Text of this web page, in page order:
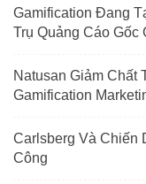
Gamification Đang
Trụ Quảng Cáo Gốc
Natusan Giảm Chất
Gamification
Carlsberg Và Chiến
Công